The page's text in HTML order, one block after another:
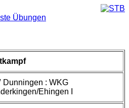
Übungen
Dunningen : WKG
Ehingen I